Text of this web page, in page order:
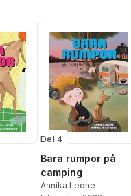
Del 4
Bara rumpor på
camping
Annika Leone